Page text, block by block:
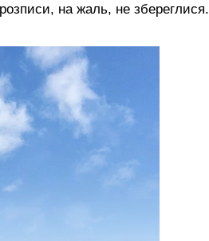
на жаль, не збереглися.